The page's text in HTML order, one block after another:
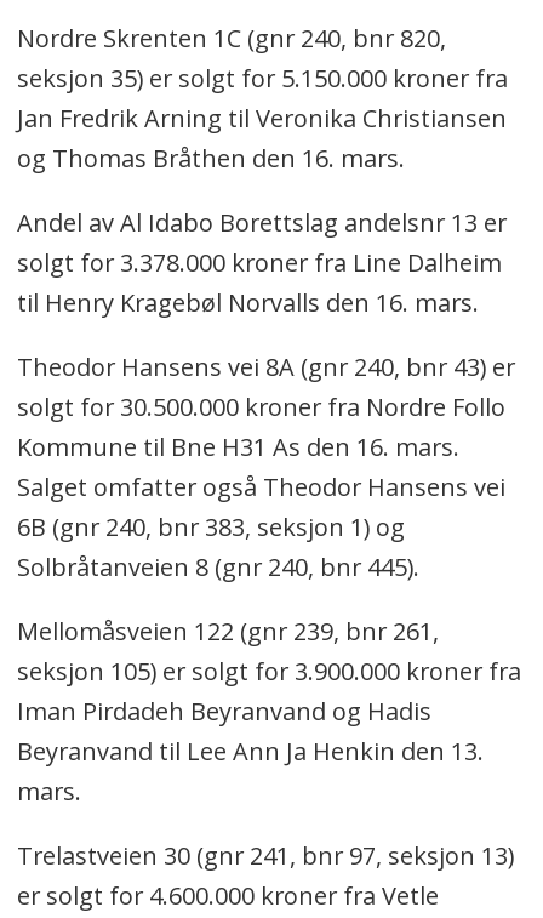
Nordre Skrenten 1C (gnr 240, bnr 820,
seksjon 35) er solgt for 5.150.000 kroner fra
Jan Fredrik Arning til Veronika Christiansen
og Thomas Bråthen den 16. mars.
Andel av Al Idabo Borettslag andelsnr 13 er
solgt for 3.378.000 kroner fra Line Dalheim
til Henry Kragebøl Norvalls den 16. mars.
Theodor Hansens vei 8A (gnr 240, bnr 43) er
solgt for 30.500.000 kroner fra Nordre Follo
Kommune til Bne H31 As den 16. mars.
Salget omfatter også Theodor Hansens vei
6B (gnr 240, bnr 383, seksjon 1) og
Solbråtanveien 8 (gnr 240, bnr 445).
Mellomåsveien 122 (gnr 239, bnr 261,
seksjon 105) er solgt for 3.900.000 kroner fra
Iman Pirdadeh Beyranvand og Hadis
Beyranvand til Lee Ann Ja Henkin den 13.
mars.
Trelastveien 30 (gnr 241, bnr 97, seksjon 13)
er solgt for 4.600.000 kroner fra Vetle